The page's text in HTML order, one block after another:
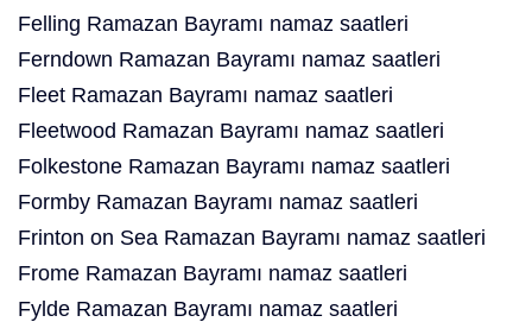
Felling Ramazan Bayramı namaz saatleri
Ferndown Ramazan Bayramı namaz saatleri
Fleet Ramazan Bayramı namaz saatleri
Fleetwood Ramazan Bayramı namaz saatleri
Folkestone Ramazan Bayramı namaz saatleri
Formby Ramazan Bayramı namaz saatleri
Frinton on Sea Ramazan Bayramı namaz saatleri
Frome Ramazan Bayramı namaz saatleri
Fylde Ramazan Bayramı namaz saatleri